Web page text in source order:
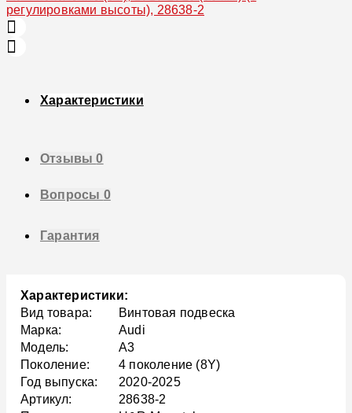
Характеристики
Отзывы0
Вопросы 0
Гарантия
Характеристики:
Вид товара:
Винтовая подвеска
Марка:
Audi
Модель:
A3
Поколение:
4 поколение (8Y)
Год выпуска:
2020-2025
Артикул:
28638-2